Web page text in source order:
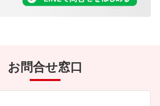
お問合せ窓口